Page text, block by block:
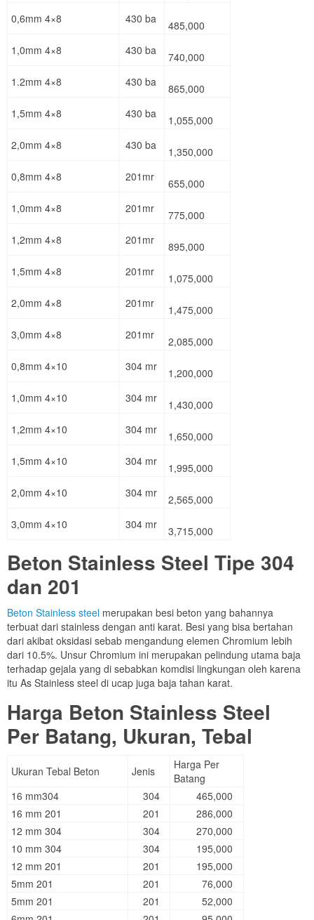
0,6mm 4×8
430 ba
485,000
1,0mm 4×8
430 ba
740,000
1.2mm 4×8
430 ba
865,000
1,5mm 4×8
430 ba
1,055,000
2,0mm 4×8
430 ba
1,350,000
0,8mm 4×8
201mr
655,000
1,0mm 4×8
201mr
775,000
1,2mm 4×8
201mr
895,000
1,5mm 4×8
201mr
1,075,000
2,0mm 4×8
201mr
1,475,000
3,0mm 4×8
201mr
2,085,000
0,8mm 4×10
304 mr
1,200,000
1,0mm 4×10
304 mr
1,430,000
1,2mm 4×10
304 mr
1,650,000
1,5mm 4×10
304 mr
1,995,000
2,0mm 4×10
304 mr
2,565,000
3,0mm 4×10
304 mr 3,715,000
Beton Stainless Steel Tipe 304
dan 201
Beton Stainless steel merupakan besi beton yang bahannya
terbuat dari stainless dengan anti karat. Besi yang bisa bertahan
dari akibat oksidasi sebab mengandung elemen Chromium lebih
dari 10.5%. Unsur Chromium ini merupakan pelindung utama baja
terhadap gejala yang di sebabkan komdisi lingkungan oleh karena
itu As Stainless steel di ucap juga baja tahan karat.
Harga Beton Stainless Steel
Per Batang, Ukuran, Tebal
Ukuran Tebal Beton Jenis
Harga Per
Batang
16 mm304
304
465,000
16 mm 201
201
286,000
12 mm 304
304
270,000
10 mm 304
304
195,000
12 mm 201
201
195,000
5mm 201
201
76,000
5mm 201
201
52,000